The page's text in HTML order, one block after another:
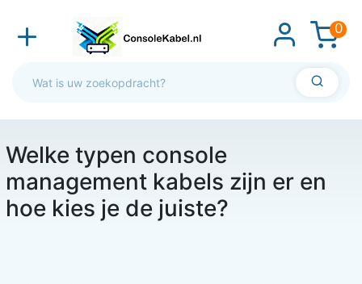
0
Welke typen console
management kabels zijn er en
hoe kies je de juiste?